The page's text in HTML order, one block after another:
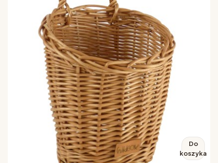
Do
koszyka